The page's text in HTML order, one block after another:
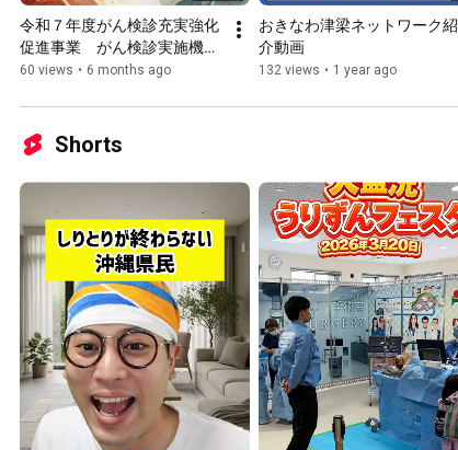
令和７年度がん検診充実強化
促進事業　がん検診実施機関
実態調査説明会
60 views • 6 months ago
おきなわ津梁ネットワーク紹
介動画
132 views • 1 year ago
Shorts